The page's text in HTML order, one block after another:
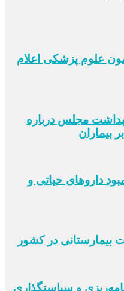
مهلت ثبت‌نام ۵ آزمون علوم پزشکی اعلام
مجلس درباره
بیماران
داروهای حیاتی و
و سیاستگذاری